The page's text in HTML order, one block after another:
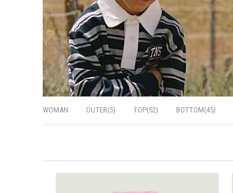
WOMAN OUTER(5) TOP(52) BOTTOM(45)